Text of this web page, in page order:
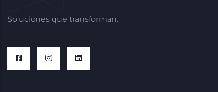
Soluciones que transforman.